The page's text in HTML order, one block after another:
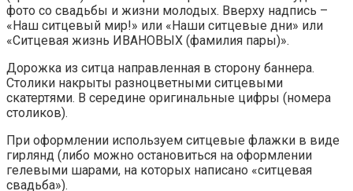
фото со свадьбы и жизни молодых. Вверху надпись –
«Наш ситцевый мир!» или «Наши ситцевые дни» или
«Ситцевая жизнь ИВАНОВЫХ (фамилия пары)».
Дорожка из ситца направленная в сторону баннера.
Столики накрыты разноцветными ситцевыми
скатертями. В середине оригинальные цифры (номера
столиков).
При оформлении используем ситцевые флажки в виде
гирлянд (либо можно остановиться на оформлении
гелевыми шарами, на которых написано «ситцевая
свадьба»).